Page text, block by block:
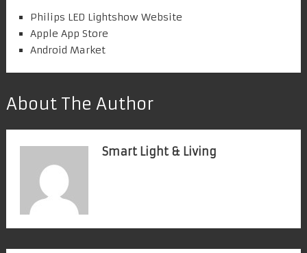
Philips LED Lightshow Website
Apple App Store
Android Market
About The Author
Smart Light & Living